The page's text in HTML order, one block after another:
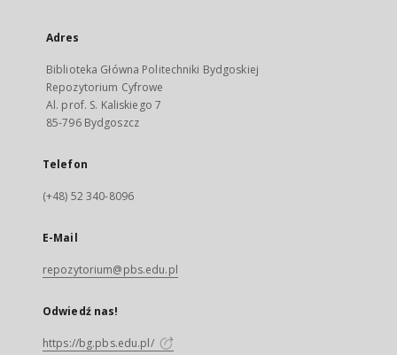
Adres
Biblioteka Główna Politechniki Bydgoskiej
Repozytorium Cyfrowe
Al. prof. S. Kaliskiego 7
85-796 Bydgoszcz
Telefon
(+48) 52 340-8096
E-Mail
repozytorium@pbs.edu.pl
Odwiedź nas!
https://bg.pbs.edu.pl/